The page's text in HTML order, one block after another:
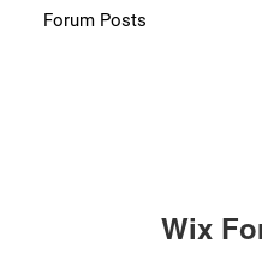
Wix
Forum Posts